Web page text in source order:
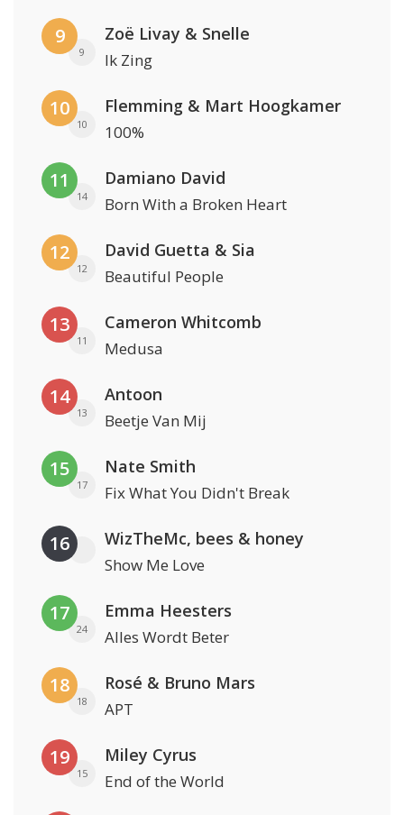
9
9
Zoë Livay & Snelle
Ik Zing
10
10
Flemming & Mart Hoogkamer
100%
11
14
Damiano David
Born With a Broken Heart
12
12
David Guetta & Sia
Beautiful People
13
11
Cameron Whitcomb
Medusa
14
13
Antoon
Beetje Van Mij
15
17
Nate Smith
Fix What You Didn't Break
16 WizTheMc, bees & honey
Show Me Love
17
24
Emma Heesters
Alles Wordt Beter
18
18
Rosé & Bruno Mars
APT
19
15
Miley Cyrus
End of the World